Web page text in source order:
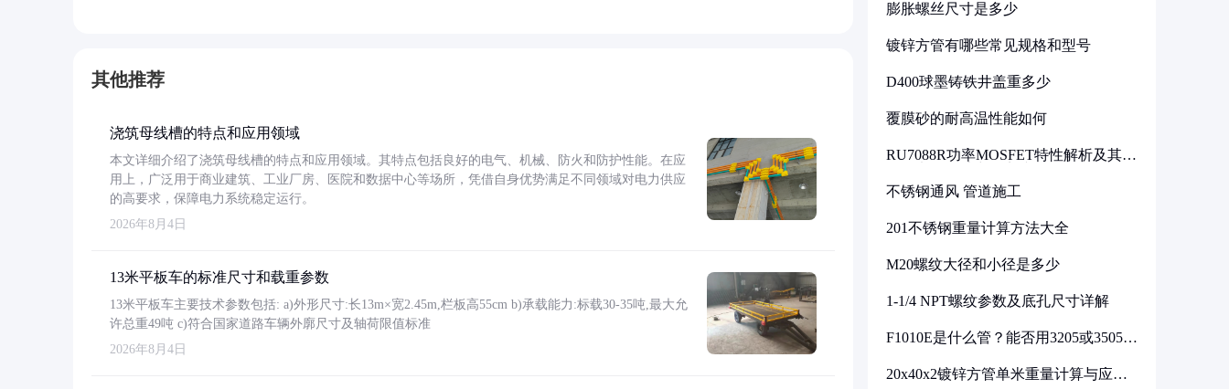
其他推荐
浇筑母线槽的特点和应用领域
本文详细介绍了浇筑母线槽的特点和应用领域。其特点包括良好的电气、机械、防火和防护性能。在应
用上，广泛用于商业建筑、工业厂房、医院和数据中心等场所，凭借自身优势满足不同领域对电力供应
的高要求，保障电力系统稳定运行。
2026年8月4日
13米平板车的标准尺寸和载重参数
13米平板车主要技术参数包括: a)外形尺寸:长13m×宽2.45m,栏板高55cm b)承载能力:标载30-35吨,最大允
许总重49吨 c)符合国家道路车辆外廓尺寸及轴荷限值标准
2026年8月4日
膨胀螺丝尺寸是多少
镀锌方管有哪些常见规格和型号
D400球墨铸铁井盖重多少
覆膜砂的耐高温性能如何
RU7088R功率MOSFET特性解析及其在
不锈钢通风 管道施工
201不锈钢重量计算方法大全
M20螺纹大径和小径是多少
1-1/4 NPT螺纹参数及底孔尺寸详解
F1010E是什么管？能否用3205或3505代
20x40x2镀锌方管单米重量计算与应用